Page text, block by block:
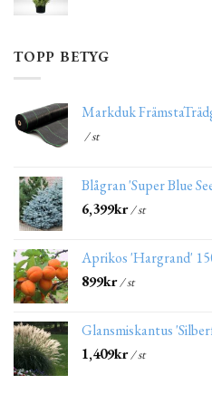
TOPP BETYG
Markduk
/ st
Blågran 'Super Blue
6,399kr/ st
Aprikos 'Hargrand'
899kr/ st
Glansmiskantus
1,409kr/ st